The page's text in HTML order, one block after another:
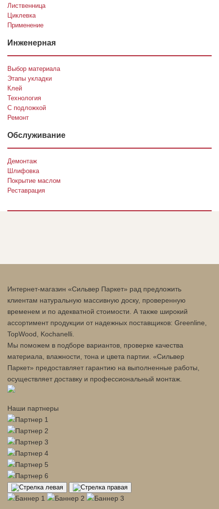
Лиственница
Циклевка
Применение
Инженерная
Выбор материала
Этапы укладки
Клей
Технология
С подложкой
Ремонт
Обслуживание
Демонтаж
Шлифовка
Покрытие маслом
Реставрация
Интернет-магазин «Сильвер Паркет» рад предложить
клиентам натуральную массивную доску, проверенную
временем и по адекватной стоимости. А также широкий
ассортимент продукции от надежных поставщиков: Greenline,
TopWood, Kochanelli.
Мы поможем в подборе вариантов, проверке качества
материала, влажности, тона и цвета партии. «Сильвер
Паркет» предоставляет гарантию на выполненные работы,
осуществляет доставку и профессиональный монтаж.
Наши партнеры